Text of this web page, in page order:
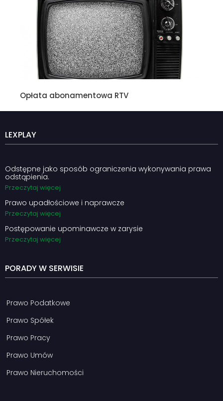
Opłata abonamentowa RTV
LEXPLAY
Odstępne jako sposób ograniczenia wykonywania prawa
odstąpienia.
Przeczytaj więcej
Prawo upadłościowe i naprawcze
Przeczytaj więcej
Postępowanie upominawcze w zarysie
Przeczytaj więcej
PORADY W SERWISIE
Prawo Podatkowe
Prawo Spółek
Prawo Pracy
Prawo Umów
Prawo Nieruchomości